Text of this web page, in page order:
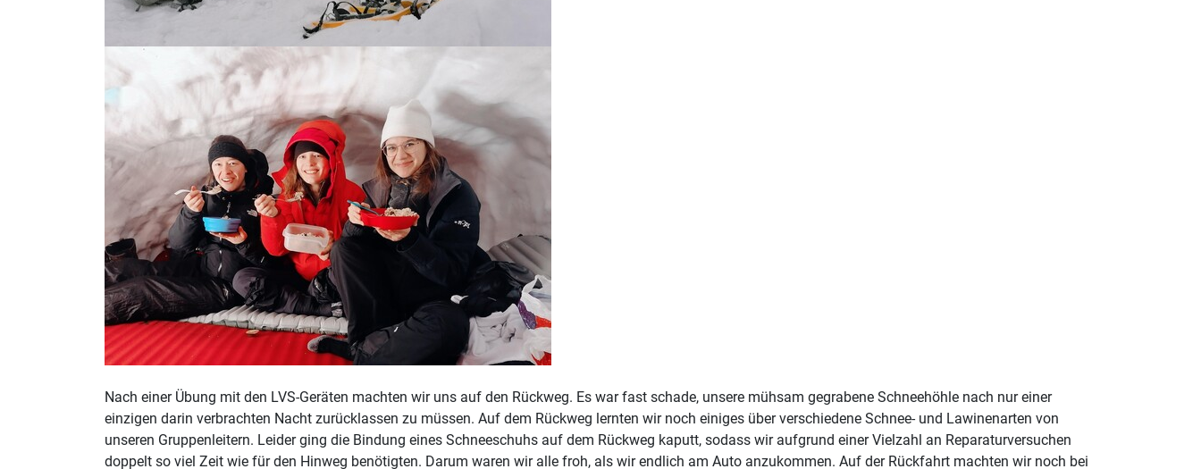
Nach einer Übung mit den LVS-Geräten machten wir uns auf den Rückweg. Es war fast schade, unsere mühsam gegrabene Schneehöhle nach nur einer
einzigen darin verbrachten Nacht zurücklassen zu müssen. Auf dem Rückweg lernten wir noch einiges über verschiedene Schnee- und Lawinenarten von
unseren Gruppenleitern. Leider ging die Bindung eines Schneeschuhs auf dem Rückweg kaputt, sodass wir aufgrund einer Vielzahl an Reparaturversuchen
doppelt so viel Zeit wie für den Hinweg benötigten. Darum waren wir alle froh, als wir endlich am Auto anzukommen. Auf der Rückfahrt machten wir noch bei